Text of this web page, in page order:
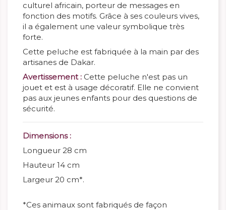
culturel africain, porteur de messages en
fonction des motifs. Grâce à ses couleurs vives,
il a également une valeur symbolique très
forte.
Cette peluche est fabriquée à la main par des
artisanes de Dakar.
Avertissement : Cette peluche n'est pas un
jouet et est à usage décoratif. Elle ne convient
pas aux jeunes enfants pour des questions de
sécurité.
Dimensions :
Longueur 28 cm
Hauteur 14 cm
Largeur 20 cm*.
*Ces animaux sont fabriqués de façon